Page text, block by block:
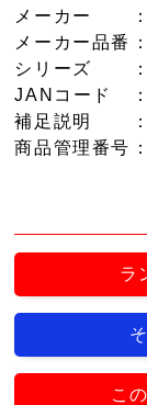
メーカー
メーカー品番
シリーズ
：
JANコード
補足説明
：
商品管理番号
ラ
こ